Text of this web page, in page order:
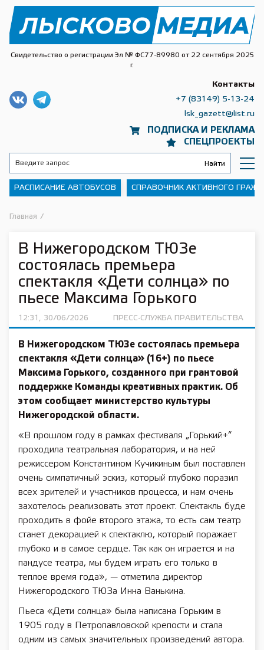
Свидетельство о регистрации Эл № ФС77-89980 от 22 сентября 2025
г.
ПОДПИСКА И РЕКЛАМА
СПЕЦПРОЕКТЫ
Контакты
+7 (83149) 5-13-24
lsk_gazett@list.ru
РАСПИСАНИЕ АВТОБУСОВ СПРАВОЧНИК АКТИВНОГО
Главная /
В Нижегородском ТЮЗе
состоялась премьера
спектакля «Дети солнца» по
пьесе Максима Горького
12:31, 30/06/2026 ПРЕСС-СЛУЖБА ПРАВИТЕЛЬСТВА
В Нижегородском ТЮЗе состоялась премьера
спектакля «Дети солнца» (16+) по пьесе
Максима Горького, созданного при грантовой
поддержке Команды креативных практик. Об
этом сообщает министерство культуры
Нижегородской области.
«В прошлом году в рамках фестиваля „Горький+“
проходила театральная лаборатория, и на ней
режиссером Константином Кучикиным был поставлен
очень симпатичный эскиз, который глубоко поразил
всех зрителей и участников процесса, и нам очень
захотелось реализовать этот проект. Спектакль буде
проходить в фойе второго этажа, то есть сам театр
станет декорацией к спектаклю, который поражает
глубоко и в самое сердце. Так как он играется и на
пандусе театра, мы будем играть его только в
теплое время года», — отметила директор
Нижегородского ТЮЗа Инна Ванькина.
Пьеса «Дети солнца» была написана Горьким в
1905 году в Петропавловской крепости и стала
одним из самых значительных произведений автора.